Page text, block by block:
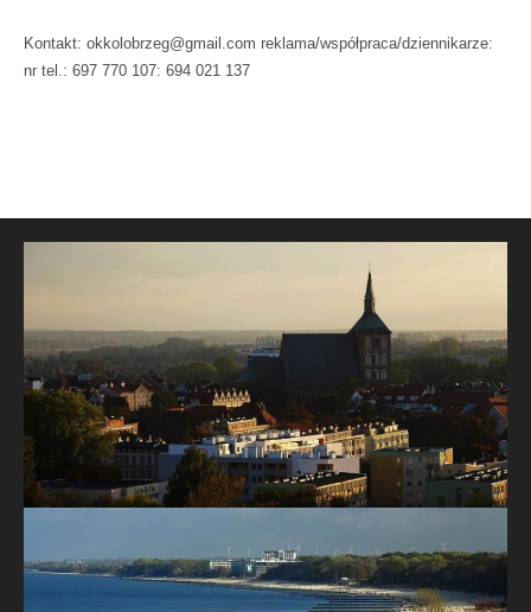
Kontakt: okkolobrzeg@gmail.com reklama/współpraca/dziennikarze:
nr tel.: 697 770 107: 694 021 137